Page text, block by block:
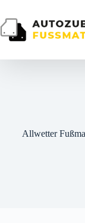
springen
Allwetter